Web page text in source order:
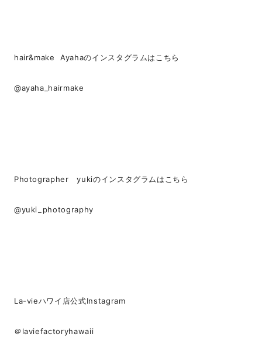
hair&make Ayahaのインスタグラムはこちら
@ayaha_hairmake
Photographer yukiのインスタグラムはこちら
@yuki_photography
La-vieハワイ店公式Instagram
＠laviefactoryhawaii